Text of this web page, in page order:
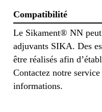
Compatibilité
Le Sikament® NN peut
adjuvants SIKA. Des
être réalisés afin
Contactez notre
informations.